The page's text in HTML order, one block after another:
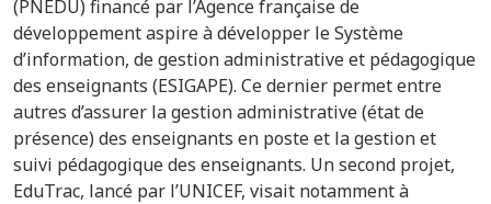
(PNEDU) financé par l’Agence française de
développement aspire à développer le Système
d’information, de gestion administrative et pédagogique
des enseignants (ESIGAPE). Ce dernier permet entre
autres d’assurer la gestion administrative (état de
présence) des enseignants en poste et la gestion et
suivi pédagogique des enseignants. Un second projet,
EduTrac, lancé par l’UNICEF, visait notamment à